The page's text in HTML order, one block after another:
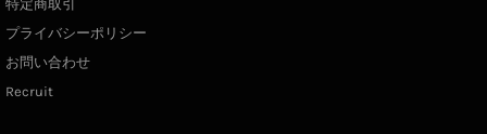
特定商取引
プライバシーポリシー
お問い合わせ
Recruit